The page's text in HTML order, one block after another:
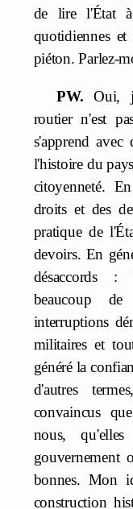
de lire l'État
quotidiennes
piéton. Parlez-
PW. Oui,
routier n'est
s'apprend
l'histoire du
citoyenneté.
droits et des
pratique de
devoirs. En
désaccords :
beaucoup
interruptions
militaires et
généré la
d'autres
convaincus
nous,
gouvernement
bonnes. Mon
construction